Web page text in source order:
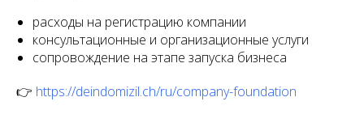
расходы на регистрацию компании
консультационные и организационные услуги
сопровождение на этапе запуска бизнеса
👉 https://deindomizil.ch/ru/company-foundation